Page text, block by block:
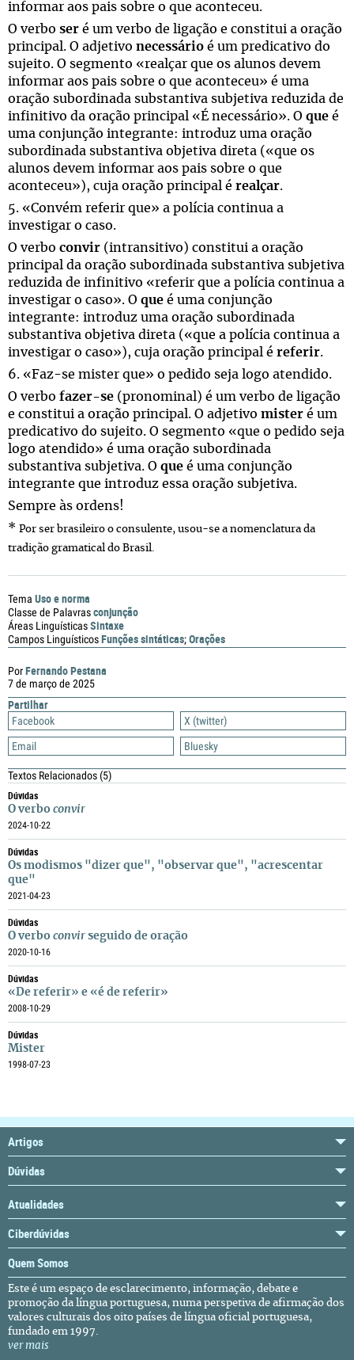
PorFernando Pestana
7 de março de 2025
Partilhar
Facebook
X (twitter)
Email
Bluesky
Textos Relacionados(5)
Dúvidas
O verbo convir
2024-10-22
Dúvidas
Os modismos "dizer que", "observar que", "acrescentar
que"
2021-04-23
Dúvidas
O verbo convir seguido de oração
2020-10-16
Dúvidas
«De referir» e «é de referir»
2008-10-29
Dúvidas
Mister
1998-07-23
informar aos pais sobre o que aconteceu.
O verbo ser é um verbo de ligação e constitui a oração
principal. O adjetivo necessário é um predicativo do
sujeito. O segmento «realçar que os alunos devem
informar aos pais sobre o que aconteceu» é uma
oração subordinada substantiva subjetiva reduzida de
infinitivo da oração principal «É necessário». O que é
uma conjunção integrante: introduz uma oração
subordinada substantiva objetiva direta («que os
alunos devem informar aos pais sobre o que
aconteceu»), cuja oração principal é realçar.
5. «Convém referir que» a polícia continua a
investigar o caso.
O verbo convir (intransitivo) constitui a oração
principal da oração subordinada substantiva subjetiva
reduzida de infinitivo «referir que a polícia continua a
investigar o caso». O que é uma conjunção
integrante: introduz uma oração subordinada
substantiva objetiva direta («que a polícia continua a
investigar o caso»), cuja oração principal é referir.
6. «Faz-se mister que» o pedido seja logo atendido.
O verbo fazer-se (pronominal) é um verbo de ligação
e constitui a oração principal. O adjetivo mister é um
predicativo do sujeito. O segmento «que o pedido seja
logo atendido» é uma oração subordinada
substantiva subjetiva. O que é uma conjunção
integrante que introduz essa oração subjetiva.
Sempre às ordens!
* Por ser brasileiro o consulente, usou-se a nomenclatura da
tradição gramatical do Brasil.
Tema Uso e norma
Classe de Palavrasconjunção
Áreas LinguísticasSintaxe
Campos LinguísticosFunções sintáticas;Orações
Artigos
Dúvidas
Atualidades
Ciberdúvidas
Quem Somos
Este é um espaço de esclarecimento, informação, debate e
promoção da língua portuguesa, numa perspetiva de afirmação dos
valores culturais dos oito países de língua oficial portuguesa,
fundado em 1997.
ver mais